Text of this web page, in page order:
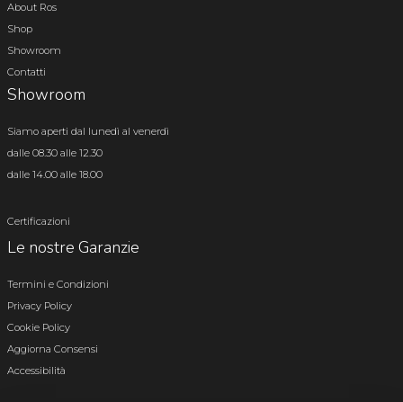
About Ros
Shop
Showroom
Contatti
Showroom
Siamo aperti dal lunedì al venerdì
dalle 08.30 alle 12.30
dalle 14.00 alle 18.00
Certificazioni
Le nostre Garanzie
Termini e Condizioni
Privacy Policy
Cookie Policy
Aggiorna Consensi
Accessibilità